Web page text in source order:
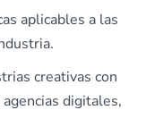
aplicables a las
creativas con
digitales,